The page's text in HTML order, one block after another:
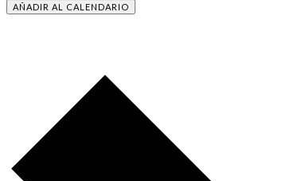
AÑADIR AL CALENDARIO